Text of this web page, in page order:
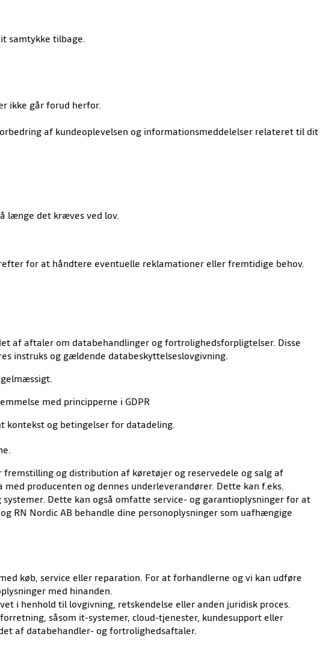
samtykke tilbage.
ikke går forud herfor.
af kundeoplevelsen og informationsmeddelelser relateret til dit
længe det kræves ved lov.
for at håndtere eventuelle reklamationer eller fremtidige behov.
af aftaler om databehandlinger og fortrolighedsforpligtelser. Disse
instruks og gældende databeskyttelseslovgivning.
med principperne i GDPR
kontekst og betingelser for datadeling.
og distribution af køretøjer og reservedele og salg af
producenten og dennes underleverandører. Dette kan f.eks.
Dette kan også omfatte service- og garantioplysninger for at
RN Nordic AB behandle dine personoplysninger som uafhængige
køb, service eller reparation. For at forhandlerne og vi kan udføre
med hinanden.
i henhold til lovgivning, retskendelse eller anden juridisk proces.
såsom it-systemer, cloud-tjenester, kundesupport eller
af databehandler- og fortrolighedsaftaler.